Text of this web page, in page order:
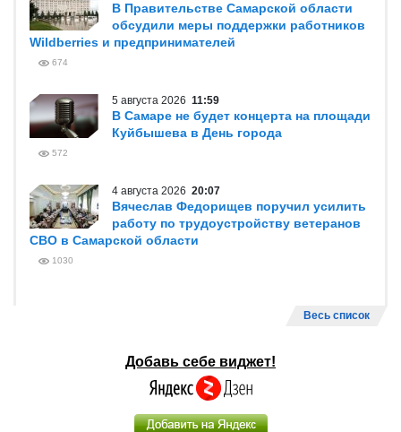
В Правительстве Самарской области
обсудили меры поддержки работников
Wildberries и предпринимателей
674
5 августа 2026 11:59
В Самаре не будет концерта на площади
Куйбышева в День города
572
4 августа 2026 20:07
Вячеслав Федорищев поручил усилить
работу по трудоустройству ветеранов
СВО в Самарской области
1030
Весь список
Добавь себе виджет!